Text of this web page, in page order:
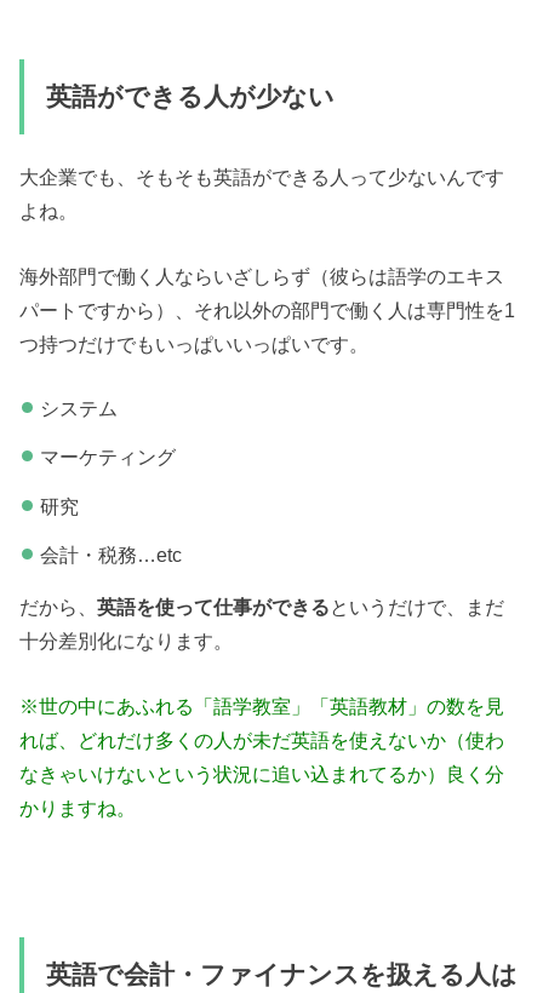
英語ができる人が少ない
大企業でも、そもそも英語ができる人って少ないんです
よね。
海外部門で働く人ならいざしらず（彼らは語学のエキス
パートですから）、それ以外の部門で働く人は専門性を1
つ持つだけでもいっぱいいっぱいです。
システム
マーケティング
研究
会計・税務…etc
だから、英語を使って仕事ができる というだけで、まだ
十分差別化になります。
※世の中にあふれる「語学教室」「英語教材」の数を見
れば、どれだけ多くの人が未だ英語を使えないか（使わ
なきゃいけないという状況に追い込まれてるか）良く分
かりますね。
英語で会計・ファイナンスを扱える人は